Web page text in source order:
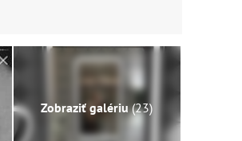
Zobraziť galériu(23)